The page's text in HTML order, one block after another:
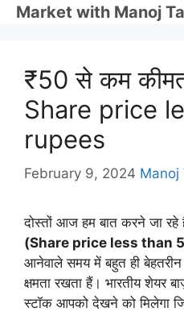
SkipMarket with Manoj
₹50 से कम कीमत
Share price
rupees
February 9, 2024 Manoj
दोस्तों आज हम बात करने जा रहे
(Share price less than
आनेवाले समय में बहुत ही
क्षमता रखता हैं। भारतीय शेयर
स्टॉक आपको देखने को मिलेगा